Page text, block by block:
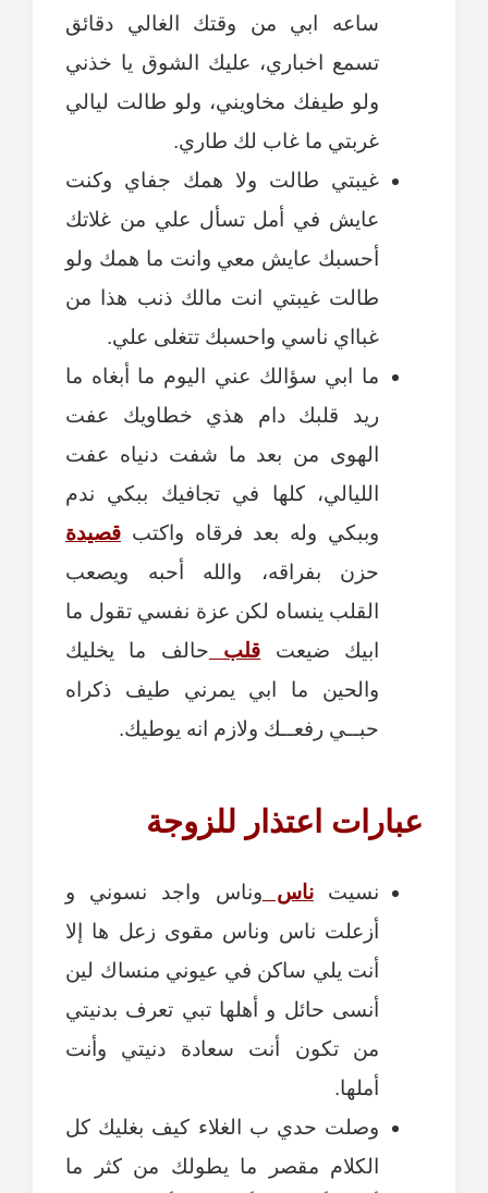
ساعه ابي من وقتك الغالي دقائق
تسمع اخباري، عليك الشوق يا خذني
ولو طيفك مخاويني، ولو طالت ليالي
غربتي ما غاب لك طاري.
غيبتي طالت ولا همك جفاي وكنت
عايش في أمل تسأل علي من غلاتك
أحسبك عايش معي وانت ما همك ولو
طالت غيبتي انت مالك ذنب هذا من
غبااي ناسي واحسبك تتغلى علي.
ما ابي سؤالك عني اليوم ما أبغاه ما
ريد قلبك دام هذي خطاويك عفت
الهوى من بعد ما شفت دنياه عفت
الليالي، كلها في تجافيك ببكي ندم
وببكي وله بعد فرقاه واكتب قصيدة
حزن بفراقه، والله أحبه ويصعب
القلب ينساه لكن عزة نفسي تقول ما
ابيك ضيعت قلب حالف ما يخليك
والحين ما ابي يمرني طيف ذكراه
حبــي رفعــك ولازم انه يوطيك.
عبارات اعتذار للزوجة
نسيتناس وناس واجد نسوني و
أزعلت ناس وناس مقوى زعل ها إلا
أنت يلي ساكن في عيوني منساك لين
أنسى حائل و أهلها تبي تعرف بدنيتي
من تكون أنت سعادة دنيتي وأنت
أملها.
وصلت حدي ب الغلاء كيف بغليك كل
الكلام مقصر ما يطولك من كثر ما